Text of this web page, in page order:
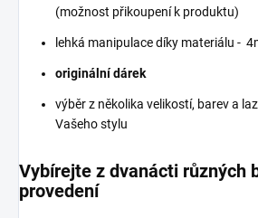
(možnost přikoupení k produktu)
lehká manipulace díky materiálu -
originální dárek
výběr z několika velikostí, barev a
Vašeho stylu
Vybírejte z dvanácti různých
provedení